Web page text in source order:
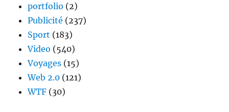
portfolio (2)
Publicité (237)
Sport (183)
Video (540)
Voyages (15)
Web 2.0 (121)
WTF (30)